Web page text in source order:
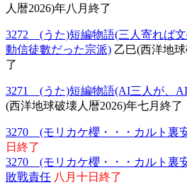
人暦2026)年八月終了
3272 (うた)短編物語(三人寄れば
動信徒數だった宗派) 乙巳(西洋地
了
3271 (うた)短編物語(AI三人が、
(西洋地球破壊人暦2026)年七月終了
3270 (モリカケ櫻・・・カルト裏
日終了
3270 (モリカケ櫻・・・カルト裏
敗戰責任 八月十日終了